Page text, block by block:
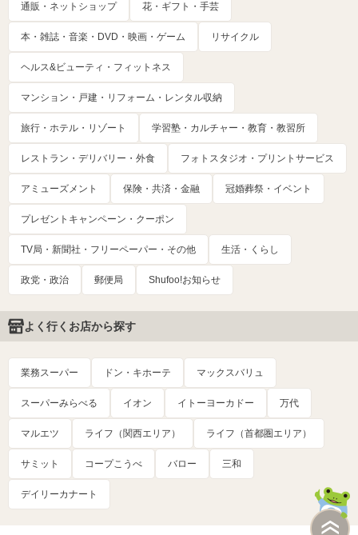
通販・ネットショップ 花・ギフト・手芸
本・雑誌・音楽・DVD・映画・ゲーム リサイクル
ヘルス&ビューティ・フィットネス
マンション・戸建・リフォーム・レンタル収納
旅行・ホテル・リゾート 学習塾・カルチャー・教育・教習所
レストラン・デリバリー・外食 フォトスタジオ・プリントサービス
アミューズメント 保険・共済・金融 冠婚葬祭・イベント
プレゼントキャンペーン・クーポン
TV局・新聞社・フリーペーパー・その他 生活・くらし
政党・政治 郵便局 Shufoo!お知らせ
よく行くお店から探す
業務スーパー ドン・キホーテ マックスバリュ
スーパーみらべる イオン イトーヨーカドー 万代
マルエツ ライフ（関西エリア） ライフ（首都圏エリア）
サミット コープこうべ バロー 三和
デイリーカナート